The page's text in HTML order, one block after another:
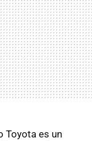
Toyota es un